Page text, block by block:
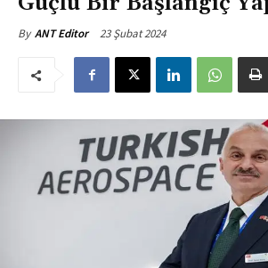
By ANT Editor 23 Şubat 2024